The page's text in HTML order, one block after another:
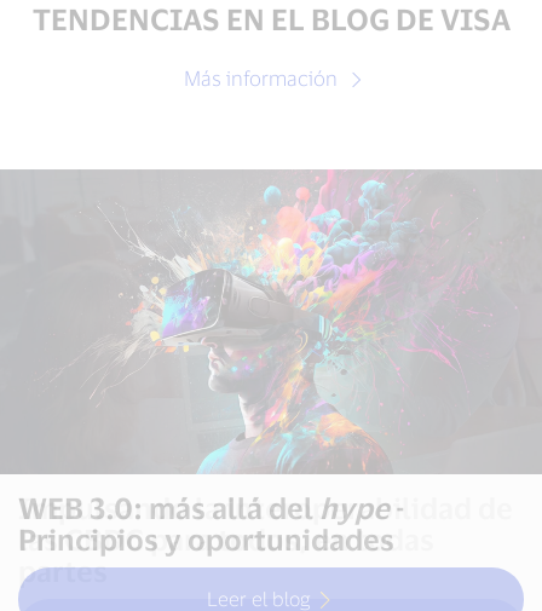
TENDENCIAS EN EL BLOG DE VISA
Más información
WEB 3.0: más allá del hype-
Principios y oportunidades
Leer el blog
Impulsando la interoperabilidad de
las CBDC para todos, en todas
partes
Lasfintechsen América Latina: no
hay un modelo único para todas
Leer el blog